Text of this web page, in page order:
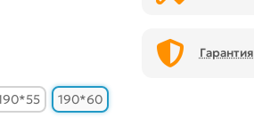
190*60
Гарантия